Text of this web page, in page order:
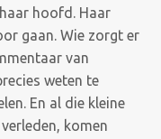
hoofd. Haar
gaan. Wie zorgt er
van
weten te
En al die kleine
komen